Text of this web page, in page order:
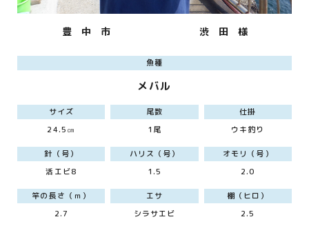
豊 中 市 渋 田 様
魚種
メバル
サイズ
24.5㎝
尾数
1尾
仕掛
ウキ釣り
針（号）
活エビ8
ハリス（号）
1.5
オモリ（号）
2.0
竿の長さ（ｍ）
2.7
エサ
シラサエビ
棚（ヒロ）
2.5